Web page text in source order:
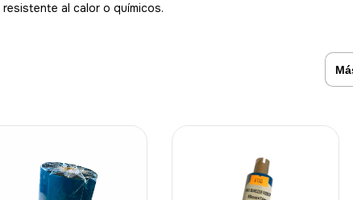
resistente al calor o químicos.